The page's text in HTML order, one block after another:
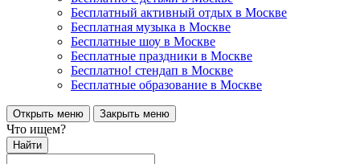
Бесплатный активный отдых в Москве
Бесплатная музыка в Москве
Бесплатные шоу в Москве
Бесплатные праздники в Москве
Бесплатно! стендап в Москве
Бесплатные образование в Москве
Открыть меню Закрыть меню
Что ищем?
Найти